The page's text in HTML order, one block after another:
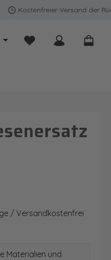
Kostenfreier Versand der
Du hast 0 Produkte
/ Versandkostenfrei
Materialien und